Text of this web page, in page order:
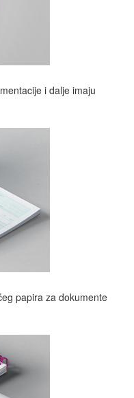
i dalje imaju
papira za dokumente